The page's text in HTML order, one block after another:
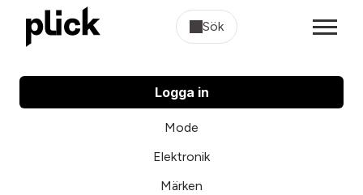
Sök
Logga in
Mode
Elektronik
Märken